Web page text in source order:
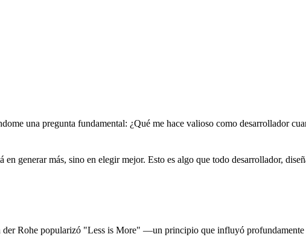
una pregunta fundamental: ¿Qué me hace valioso como desarrollador
generar más, sino en elegir mejor. Esto es algo que todo desarrollador,
Rohe popularizó "Less is More" —un principio que influyó profundamente